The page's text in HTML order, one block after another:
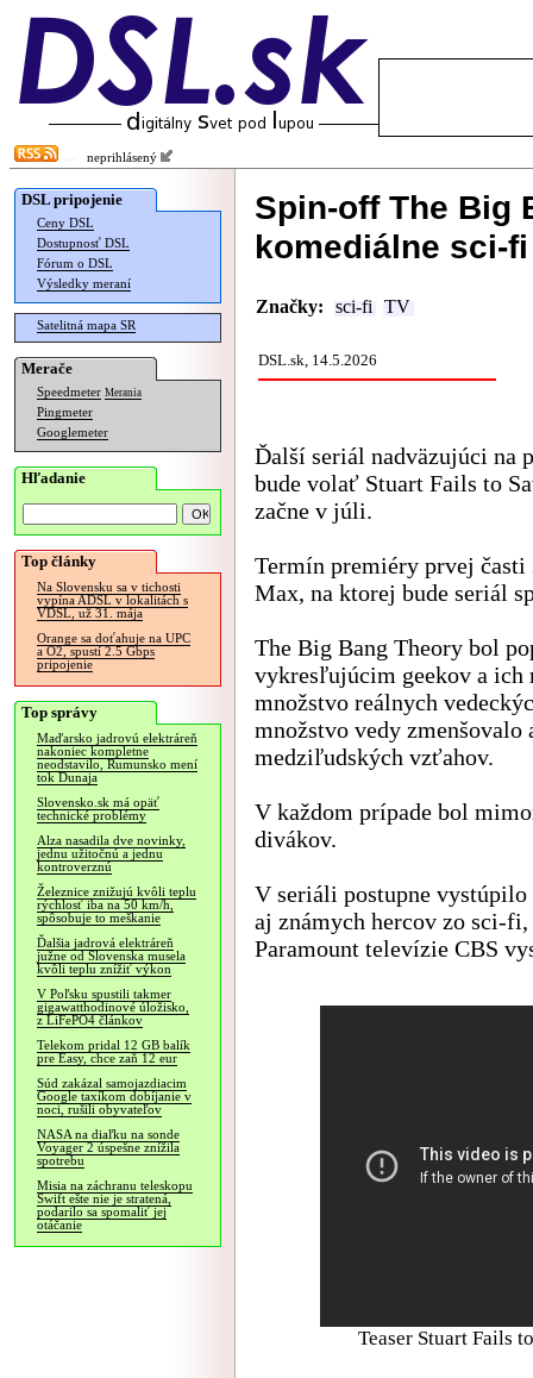
neprihlásený
DSL pripojenie
Ceny DSL
Dostupnosť DSL
Fórum o DSL
Výsledky meraní
Satelitná mapa SR
Merače
Speedmeter Merania
Pingmeter
Googlemeter
Hľadanie
Top články
Na Slovensku sa v tichosti
vypína ADSL v lokalitách s
VDSL, už 31. mája
Orange sa doťahuje na UPC
a O2, spustí 2.5 Gbps
pripojenie
Top správy
Maďarsko jadrovú elektráreň
nakoniec kompletne
neodstavilo, Rumunsko mení
tok Dunaja
Slovensko.sk má opäť
technické problémy
Alza nasadila dve novinky,
jednu užitočnú a jednu
kontroverznú
Železnice znižujú kvôli teplu
rýchlosť iba na 50 km/h,
spôsobuje to meškanie
Ďalšia jadrová elektráreň
južne od Slovenska musela
kvôli teplu znížiť výkon
V Poľsku spustili takmer
gigawatthodinové úložisko,
z LiFePO4 článkov
Telekom pridal 12 GB balík
pre Easy, chce zaň 12 eur
Súd zakázal samojazdiacim
Google taxíkom dobíjanie v
noci, rušili obyvateľov
NASA na diaľku na sonde
Voyager 2 úspešne znížila
spotrebu
Misia na záchranu teleskopu
Swift ešte nie je stratená,
podarilo sa spomaliť jej
otáčanie
Spin-off The Big
komediálne sci-
Značky: sci-fi TV
DSL.sk, 14.5.2026
Ďalší seriál nadväzujúci na
bude volať Stuart Fails to
začne v júli.
Termín premiéry prvej
Max, na ktorej bude seriál
The Big Bang Theory bol
vykresľujúcim geekov a ich
množstvo reálnych
množstvo vedy
medziľudských vzťahov.
V každom prípade bol
divákov.
V seriáli postupne
aj známych hercov zo sci-
Paramount televízie CBS
Teaser Stuart Fails